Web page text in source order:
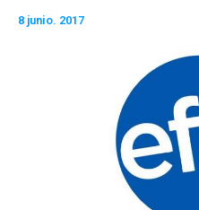
8 junio. 2017